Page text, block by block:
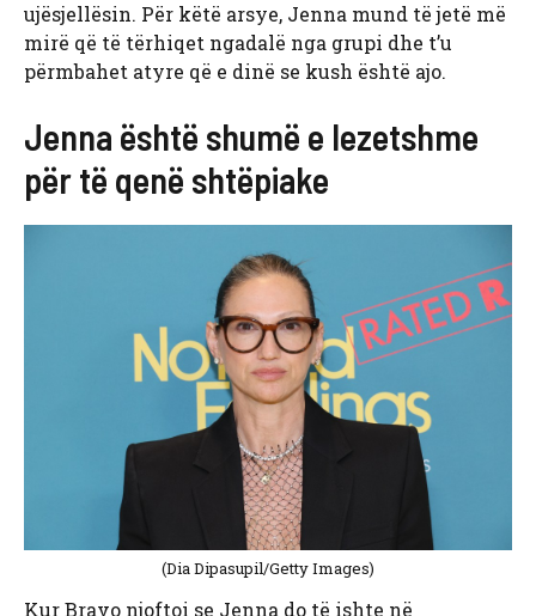
ujësjellësin. Për këtë arsye, Jenna mund të jetë më
mirë që të tërhiqet ngadalë nga grupi dhe t’u
përmbahet atyre që e dinë se kush është ajo.
Jenna është shumë e lezetshme
për të qenë shtëpiake
(Dia Dipasupil/Getty Images)
Kur Bravo njoftoi se Jenna do të ishte në